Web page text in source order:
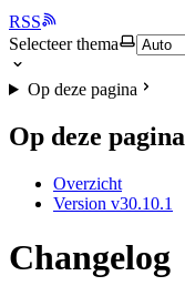
RSS
Selecteer thema
Op deze pagina
Op deze pagina
Overzicht
Version v30.10.1
Changelog